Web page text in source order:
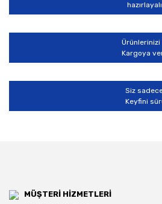
Gönder
Ürünlerinizi
Kargoya
Siz
Keyfini
MÜŞTERİ HİZMETLERİ